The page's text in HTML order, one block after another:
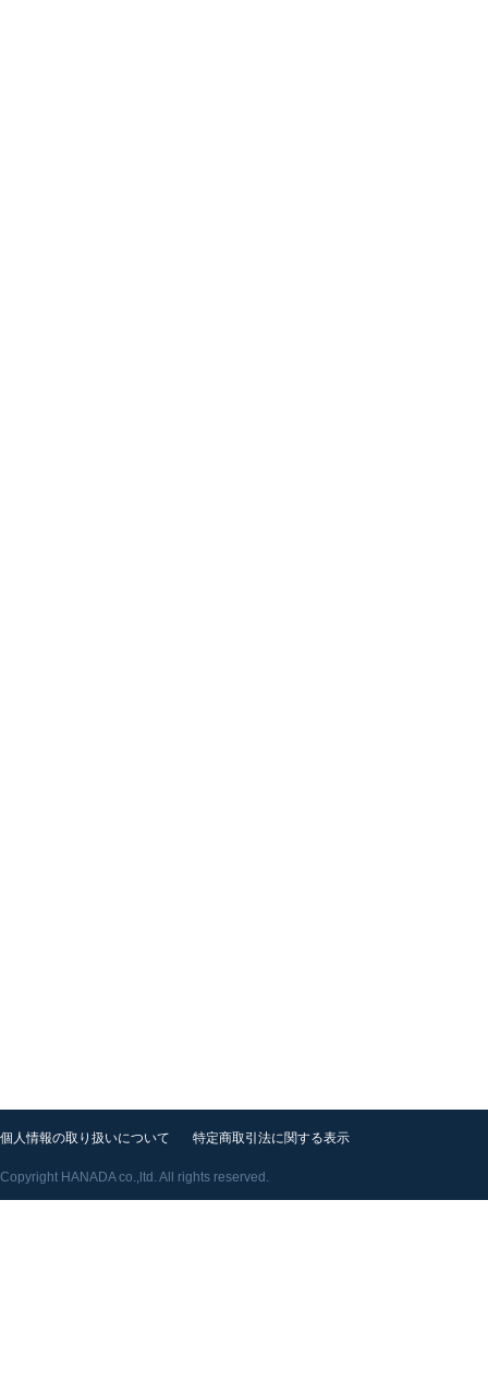
個人情報の取り扱いについて 特定商取引法に関する表示
Copyright HANADA co.,ltd. All rights reserved.